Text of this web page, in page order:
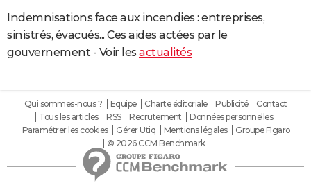
Indemnisations face aux incendies : entreprises,
sinistrés, évacués... Ces aides actées par le
gouvernement - Voir les actualités
Qui sommes-nous ? Equipe Charte éditoriale Publicité
Contact
Tous les articles
RSS Recrutement
Données personnelles
Paramétrer les cookies
Gérer Utiq Mentions légales
Groupe Figaro
© 2026 CCM Benchmark